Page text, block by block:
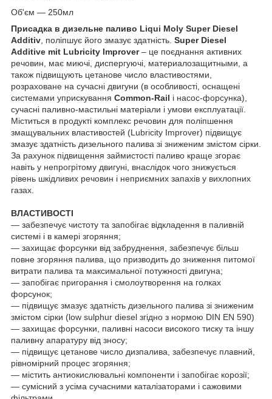
Об'єм ― 250мл
Присадка в дизельне паливо Liqui Moly Super Diesel
Addіtіv , поліпшує його змазує здатність. Super Diesel
Additive mit Lubricity Improver– це поєднання активних
речовин, має миючі, диспергуючі, материалозащитными, а
також підвищують цетанове число властивостями,
розраховане на сучасні двигуни (в особливості, оснащені
системами уприскування Common-Rail і насос-форсунка),
сучасні паливно-мастильні матеріали і умови експлуатації.
Міститься в продукті комплекс речовин для поліпшення
змащувальних властивостей (Lubricity Improver) підвищує
змазує здатність дизельного палива зі зниженим змістом сірки.
За рахунок підвищення займистості паливо краще згорає
навіть у непрогрітому двигуні, внаслідок чого знижується
рівень шкідливих речовин і неприємних запахів у вихлопних
газах.
ВЛАСТИВОСТІ
― забезпечує чистоту та запобігає відкладення в паливній
системі і в камері згоряння;
― захищає форсунки від забруднення, забезпечує більш
повне згоряння палива, що призводить до зниження питомої
витрати палива та максимальної потужності двигуна;
― запобігає пригорання і смолоутворення на голках
форсунок;
― підвищує змазує здатність дизельного палива зі зниженим
змістом сірки (low sulphur diesel згідно з нормою DIN EN 590)
― захищає форсунки, паливні насоси високого тиску та іншу
паливну апаратуру від зносу;
― підвищує цетанове число дизпалива, забезпечує плавний,
рівномірний процес згоряння;
― містить антиокислювальні компоненти і запобігає корозії;
― сумісний з усіма сучасними каталізаторами і сажовими